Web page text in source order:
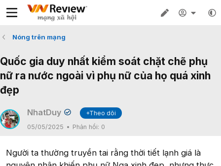
Nóng trên mạng
Quốc gia duy nhất kiểm soát chặt chẽ phụ
nữ ra nước ngoài vì phụ nữ của họ quá xinh
đẹp
NhatDuy
+Theo dõi
05/05/2025
Phản hồi: 0
Người ta thường truyền tai rằng thời tiết lạnh giá là